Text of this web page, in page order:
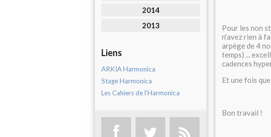
2014
2013
Liens
ARKIA Harmonica
Stage Harmonica
Les Cahiers de l'Harmonica
Pour les non
n'avez rien à
arpège de 4
temps) ...
cadences
Et une fois
Bon travail !